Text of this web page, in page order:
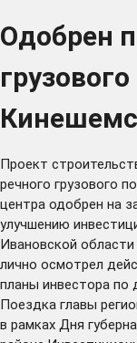
Одобрен
Проект
речного грузового
центра одобрен на
улучшению
Ивановской
лично осмотрел
планы инвестора по
Поездка главы
в рамках Дня